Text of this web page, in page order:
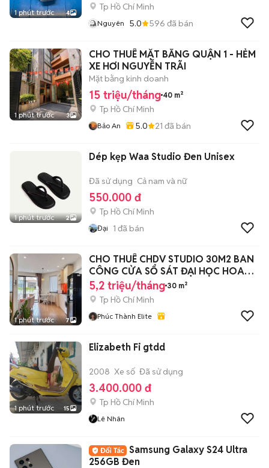
1 phút trước 4
Tp Hồ Chí Minh
Nguyên 5.0 596 đã bán
1 phút trước 3
CHO THUÊ MẶT BẰNG QUẬN 1 - HẺM
XE HƠI NGUYỄN TRÃI
Mặt bằng kinh doanh
15 triệu/tháng 40 m²
Tp Hồ Chí Minh
Bảo An 5.0 21 đã bán
1 phút trước 2
Dép kẹp Waa Studio Đen Unisex
Đã sử dụng Cả nam và nữ
550.000 đ
Tp Hồ Chí Minh
Đại 1 đã bán
1 phút trước 7
CHO THUÊ CHDV STUDIO 30M2 BAN
CÔNG CỬA SỔ SÁT ĐẠI HỌC HOA
SEN
5,2 triệu/tháng 30 m²
Tp Hồ Chí Minh
Phúc Thành Elite
1 phút trước 15
Elizabeth Fi gtdd
2008 Xe số Đã sử dụng
3.400.000 đ
Tp Hồ Chí Minh
Lê Nhân
Samsung Galaxy S24 Ultra
256GB Đen